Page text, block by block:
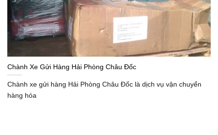
Chành Xe Gửi Hàng Hải Phòng Châu Đốc
Chành xe gửi hàng Hải Phòng Châu Đốc là dịch vụ vận chuyển
hàng hóa